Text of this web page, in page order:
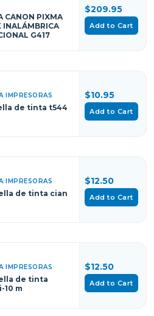
CANON PIXMA
INALÁMBRICA
G417
$209.95
Add to Cart
IMPRESORAS
de tinta t544
$10.95
Add to Cart
IMPRESORAS
de tinta cian
$12.50
Add to Cart
IMPRESORAS
de tinta
10 m
$12.50
Add to Cart